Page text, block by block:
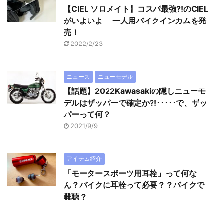
【CIEL ソロメイト】コスパ最強?!のCIEL
がいよいよ 一人用バイクインカムを発
売！
2022/2/23
ニュース ニューモデル
【話題】2022Kawasakiの隠しニューモ
デルはザッパーで確定か?!･････で、ザッ
パーって何？
2021/9/9
アイテム紹介
「モータースポーツ用耳栓」って何な
ん？バイクに耳栓って必要？？バイクで
難聴？